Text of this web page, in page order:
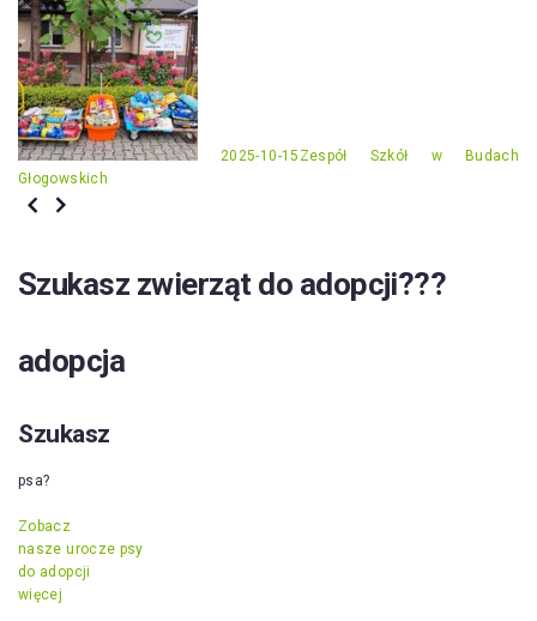
2025-10-15 Zespół Szkół w Budach
Głogowskich
Szukasz zwierząt do adopcji???
adopcja
Szukasz
psa?
Zobacz
nasze urocze psy
do adopcji
więcej